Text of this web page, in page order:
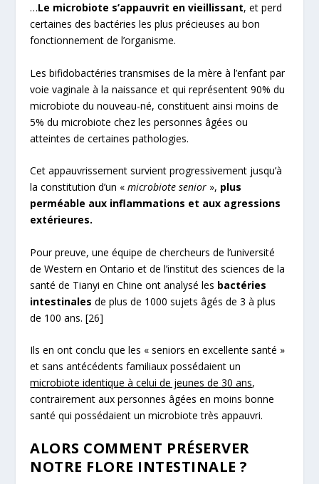
…Le microbiote s’appauvrit en vieillissant, et perd
certaines des bactéries les plus précieuses au bon
fonctionnement de l’organisme.
Les bifidobactéries transmises de la mère à l’enfant par
voie vaginale à la naissance et qui représentent 90% du
microbiote du nouveau-né, constituent ainsi moins de
5% du microbiote chez les personnes âgées ou
atteintes de certaines pathologies.
Cet appauvrissement survient progressivement jusqu’à
la constitution d’un « microbiote senior », plus
perméable aux inflammations et aux agressions
extérieures.
Pour preuve, une équipe de chercheurs de l’université
de Western en Ontario et de l’institut des sciences de la
santé de Tianyi en Chine ont analysé les bactéries
intestinales de plus de 1000 sujets âgés de 3 à plus
de 100 ans.[26]
Ils en ont conclu que les « seniors en excellente santé »
et sans antécédents familiaux possédaient un
microbiote identique à celui de jeunes de 30 ans,
contrairement aux personnes âgées en moins bonne
santé qui possédaient un microbiote très appauvri.
ALORS COMMENT PRÉSERVER
NOTRE FLORE INTESTINALE ?